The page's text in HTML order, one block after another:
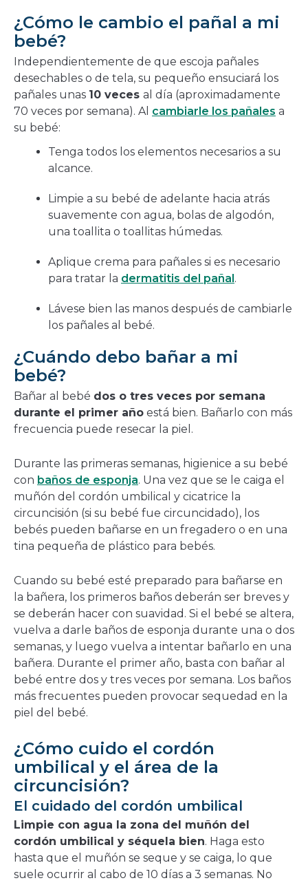
¿Cómo le cambio el pañal a mi
bebé?
Independientemente de que escoja pañales
desechables o de tela, su pequeño ensuciará los
pañales unas 10 veces al día (aproximadamente
70 veces por semana). Al cambiarle los pañales a
su bebé:
Tenga todos los elementos necesarios a su
alcance.
Limpie a su bebé de adelante hacia atrás
suavemente con agua, bolas de algodón,
una toallita o toallitas húmedas.
Aplique crema para pañales si es necesario
para tratar la dermatitis del pañal.
Lávese bien las manos después de cambiarle
los pañales al bebé.
¿Cuándo debo bañar a mi
bebé?
Bañar al bebé dos o tres veces por semana
durante el primer año está bien. Bañarlo con más
frecuencia puede resecar la piel.
Durante las primeras semanas, higienice a su bebé
con baños de esponja. Una vez que se le caiga el
muñón del cordón umbilical y cicatrice la
circuncisión (si su bebé fue circuncidado), los
bebés pueden bañarse en un fregadero o en una
tina pequeña de plástico para bebés.
Cuando su bebé esté preparado para bañarse en
la bañera, los primeros baños deberán ser breves y
se deberán hacer con suavidad. Si el bebé se altera,
vuelva a darle baños de esponja durante una o dos
semanas, y luego vuelva a intentar bañarlo en una
bañera. Durante el primer año, basta con bañar al
bebé entre dos y tres veces por semana. Los baños
más frecuentes pueden provocar sequedad en la
piel del bebé.
¿Cómo cuido el cordón
umbilical y el área de la
circuncisión?
El cuidado del cordón umbilical
Limpie con agua la zona del muñón del
cordón umbilical y séquela bien. Haga esto
hasta que el muñón se seque y se caiga, lo que
suele ocurrir al cabo de 10 días a 3 semanas. No